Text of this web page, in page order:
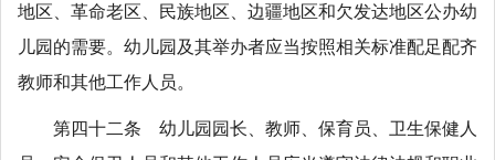
地区、革命老区、民族地区、边疆地区和欠发达地区公办幼
儿园的需要。幼儿园及其举办者应当按照相关标准配足配齐
教师和其他工作人员。
第四十二条 幼儿园园长、教师、保育员、卫生保健人